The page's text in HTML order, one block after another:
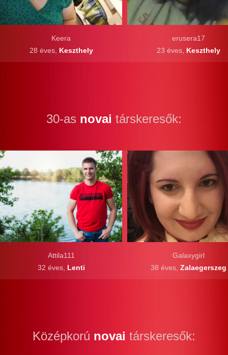
Keera
28 éves, Keszthely
erusera17
23 éves, Keszthely
30-as novai társkeresők:
Galaxygirl
38 éves, Zalaegerszeg
Attila111
32 éves, Lenti
Középkorú novai társkeresők: